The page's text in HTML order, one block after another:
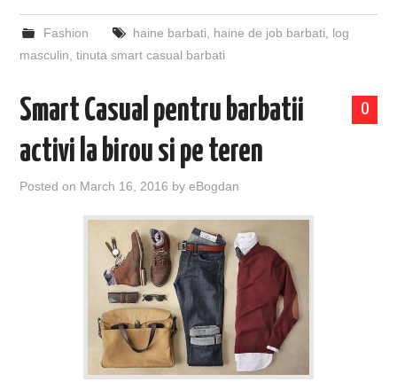
Fashion haine barbati haine de job barbati
log
masculin ,tinuta smart casual barbati
0
Smart Casual pentru barbatii
activi la birou si pe teren
Posted on March 16, 2016 byeBogdan